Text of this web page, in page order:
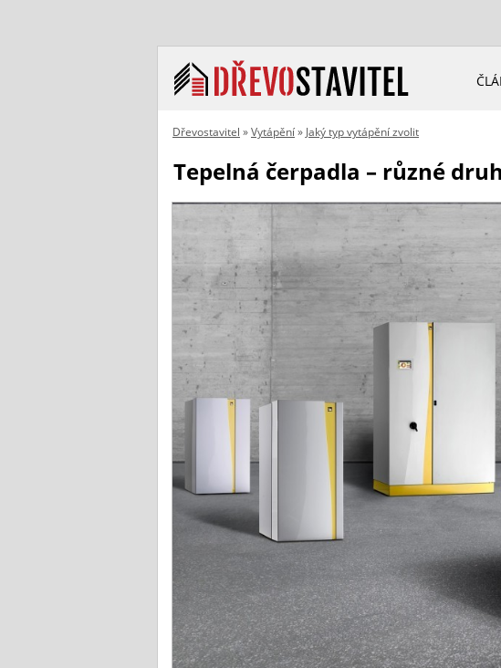
Dřevostavitel »Vytápění» Jaký typ vytápění zvolit
Tepelná čerpadla – různé